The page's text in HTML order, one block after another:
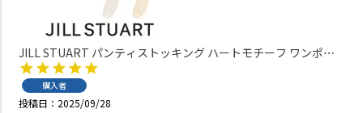
JILL STUART パンティストッキング ハートモチーフ ワンポイ
ント シャイニー スケッチハート つま先スルー 日本製 レディー
ス 01057430
購入者
投稿日 2025/09/28